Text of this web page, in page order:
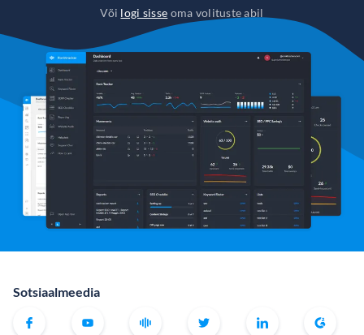
Või logi sisse oma volituste abil
Sotsiaalmeedia